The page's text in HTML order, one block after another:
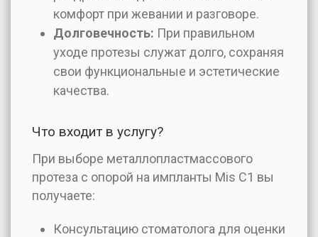
комфорт при жевании и разговоре.
Долговечность: При правильном
уходе протезы служат долго, сохраняя
свои функциональные и эстетические
качества.
Что входит в услугу?
При выборе металлопластмассового
протеза с опорой на импланты Mis C1 вы
получаете:
Консультацию стоматолога для оценки